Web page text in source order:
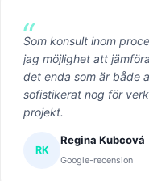
Som konsult inom
jag möjlighet att
det enda som är både
sofistikerat nog för
projekt.
RK
Regina Kubcová
Google-recension